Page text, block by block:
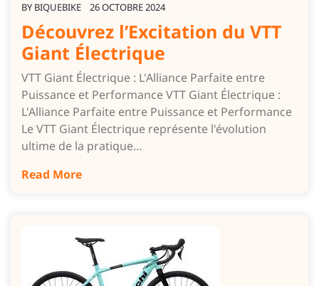
BY BIQUEBIKE 26 OCTOBRE 2024
Découvrez l’Excitation du VTT
Giant Électrique
VTT Giant Électrique : L'Alliance Parfaite entre
Puissance et Performance VTT Giant Électrique :
L'Alliance Parfaite entre Puissance et Performance
Le VTT Giant Électrique représente l'évolution
ultime de la pratique…
Read More